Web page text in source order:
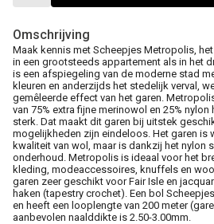
Omschrijving
Maak kennis met Scheepjes Metropolis,
in een grootsteeds appartement als in het
is een afspiegeling van de moderne stad
kleuren en anderzijds het stedelijk verval,
gemêleerde effect van het garen.
van 75% extra fijne merinowol en 25%
sterk. Dat maakt dit garen bij uitstek
mogelijkheden zijn eindeloos. Het garen is
kwaliteit van wol, maar is dankzij het nylon
onderhoud. Metropolis is ideaal voor het
kleding, modeaccessoires, knuffels en
garen zeer geschikt voor Fair Isle en
haken (tapestry crochet). Een bol
en heeft een looplengte van 200 meter
aanbevolen naalddikte is 2.50-3.00mm.